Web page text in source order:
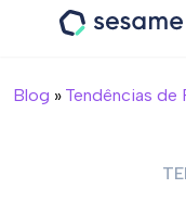
Blog » Tendências de